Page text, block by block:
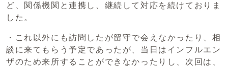
ど、関係機関と連携し、継続して対応を続けておりま
した。
・これ以外にも訪問したが留守で会えなかったり、相
談に来てもらう予定であったが、当日はインフルエン
ザのため来所することができなかったりし、次回は、